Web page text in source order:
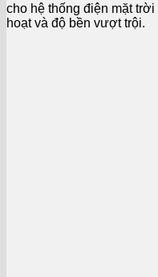
cho hệ thống điện mặt
hoạt và độ bền vượt trội.